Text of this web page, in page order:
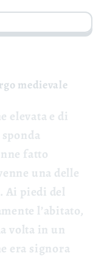
medievale
elevata e di
fatto
una delle
Ai piedi del
l’abitato,
volta in un
era signora